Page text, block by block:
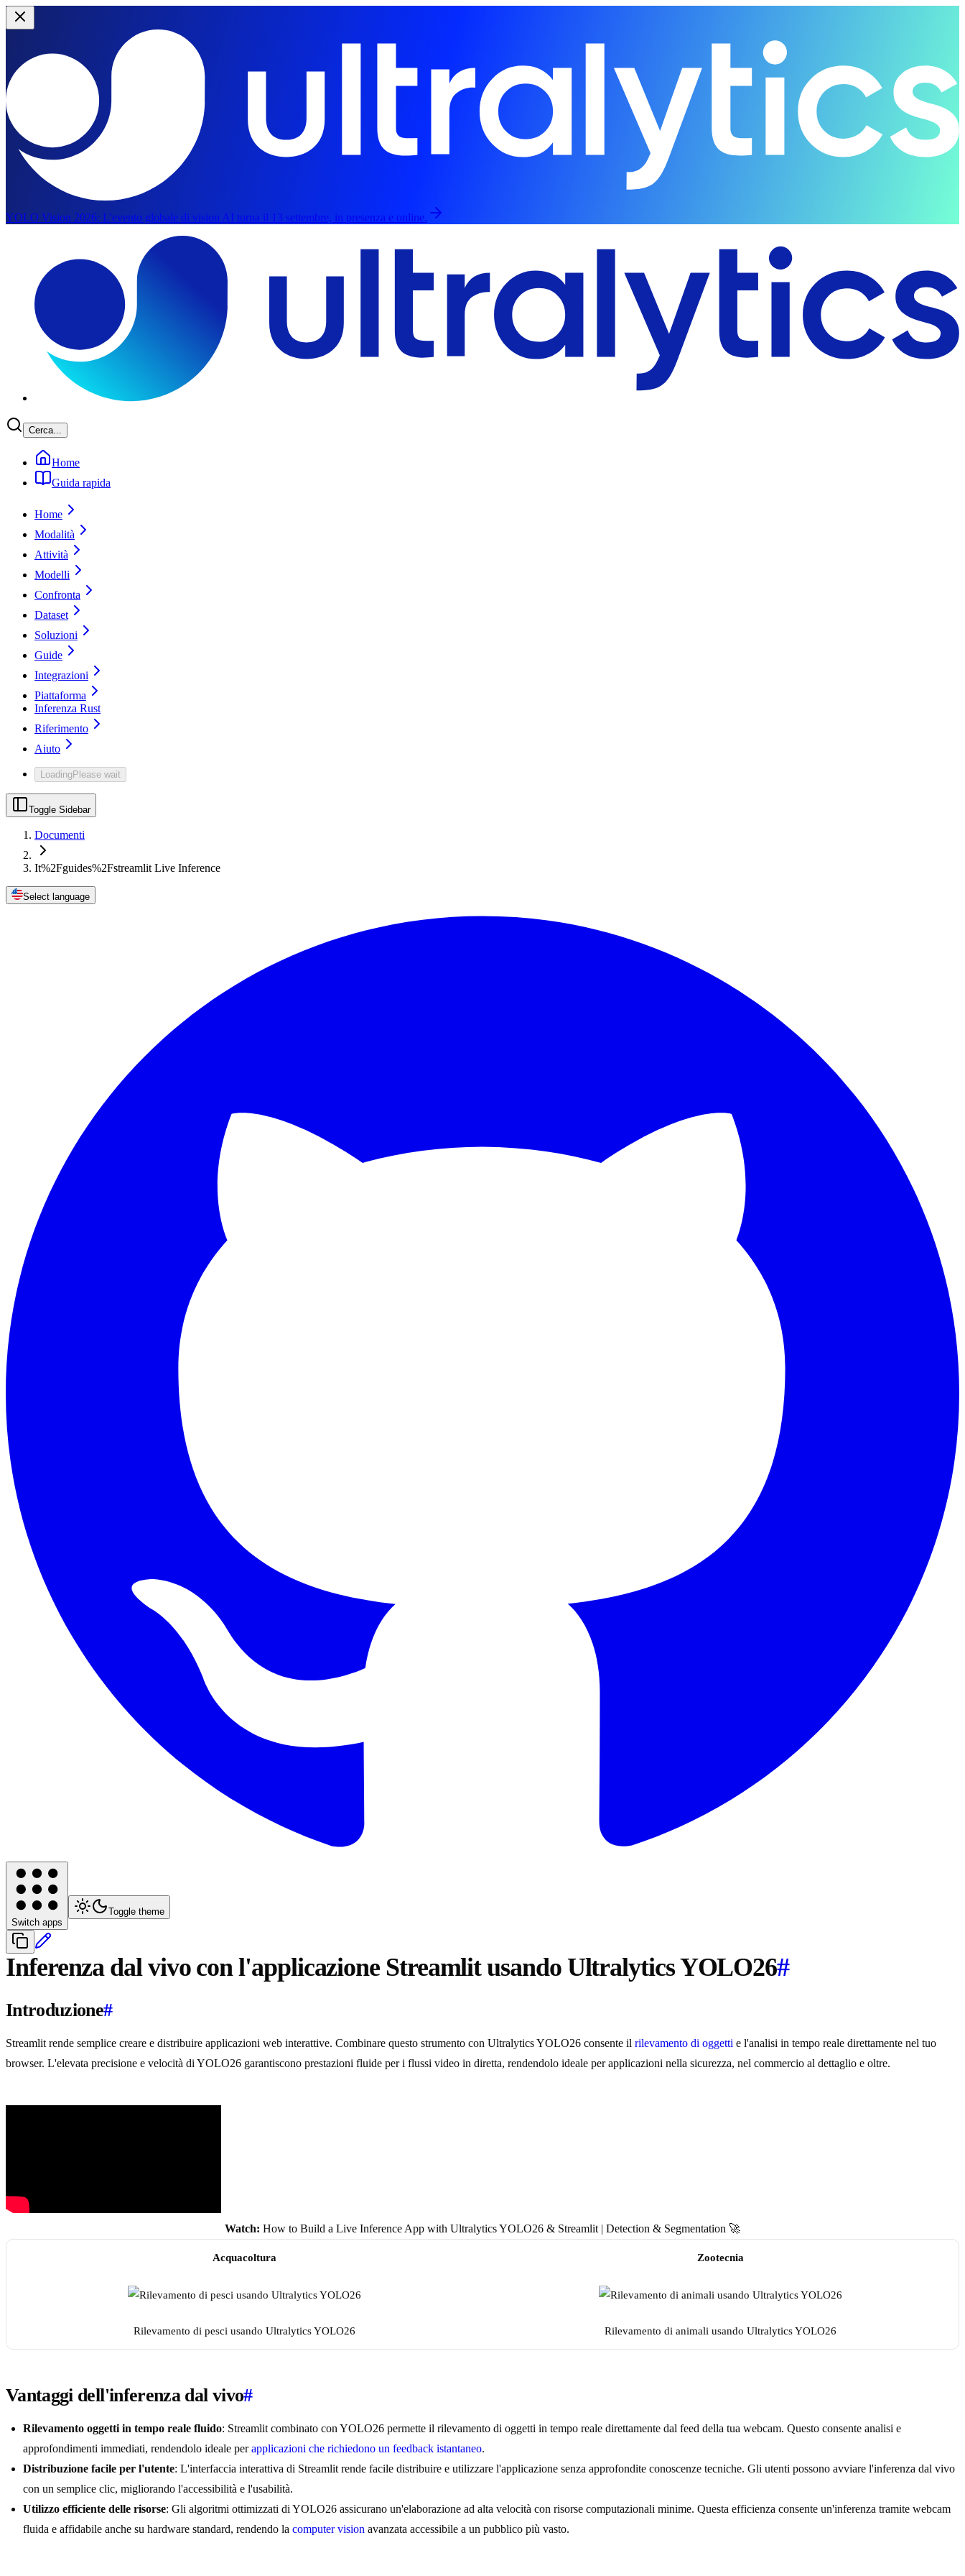
YOLO Vision 2026: L'evento globale di vision AI torna il 13 settembre, in presenza e online.
Cerca...
Home
Guida rapida
Home
Modalità
Attività
Modelli
Confronta
Dataset
Soluzioni
Guide
Integrazioni
Piattaforma
Inferenza Rust
Riferimento
Aiuto
LoadingPlease wait
Toggle Sidebar
Documenti
It%2Fguides%2Fstreamlit Live Inference
Select language
Switch apps
Toggle theme
Inferenza dal vivo con l'applicazione Streamlit usando Ultralytics YOLO26#
Introduzione#
Streamlit rende semplice creare e distribuire applicazioni web interattive. Combinare questo strumento con Ultralytics YOLO26 consente il rilevamento di oggetti e l'analisi in tempo reale direttamente nel tuo
browser. L'elevata precisione e velocità di YOLO26 garantiscono prestazioni fluide per i flussi video in diretta, rendendolo ideale per applicazioni nella sicurezza, nel commercio al dettaglio e oltre.
Watch: How to Build a Live Inference App with Ultralytics YOLO26 & Streamlit | Detection & Segmentation 🚀
Acquacoltura Zootecnia
Rilevamento di pesci usando Ultralytics YOLO26 Rilevamento di animali usando Ultralytics YOLO26
Vantaggi dell'inferenza dal vivo#
Rilevamento oggetti in tempo reale fluido: Streamlit combinato con YOLO26 permette il rilevamento di oggetti in tempo reale direttamente dal feed della tua webcam. Questo consente analisi e
approfondimenti immediati, rendendolo ideale perapplicazioni che richiedono un feedback istantaneo.
Distribuzione facile per l'utente: L'interfaccia interattiva di Streamlit rende facile distribuire e utilizzare l'applicazione senza approfondite conoscenze tecniche. Gli utenti possono avviare l'inferenza dal vivo
con un semplice clic, migliorando l'accessibilità e l'usabilità.
Utilizzo efficiente delle risorse: Gli algoritmi ottimizzati di YOLO26 assicurano un'elaborazione ad alta velocità con risorse computazionali minime. Questa efficienza consente un'inferenza tramite webcam
fluida e affidabile anche su hardware standard, rendendo la computer vision avanzata accessibile a un pubblico più vasto.